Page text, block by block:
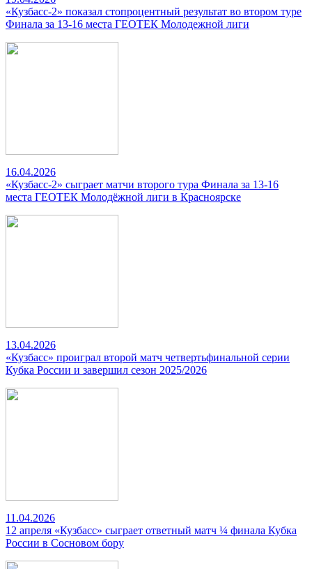
«Кузбасс-2» показал стопроцентный результат во втором туре
Финала за 13-16 места ГЕОТЕК Молодежной лиги
16.04.2026
«Кузбасс-2» сыграет матчи второго тура Финала за 13-16
места ГЕОТЕК Молодёжной лиги в Красноярске
13.04.2026
«Кузбасс» проиграл второй матч четвертьфинальной серии
Кубка России и завершил сезон 2025/2026
11.04.2026
12 апреля «Кузбасс» сыграет ответный матч ¼ финала Кубка
России в Сосновом бору